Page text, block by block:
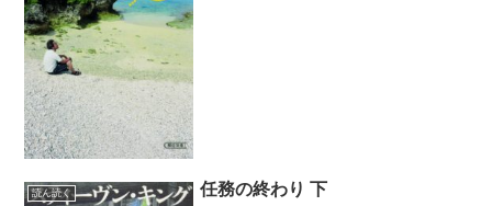
読ん読く 任務の終わり 下